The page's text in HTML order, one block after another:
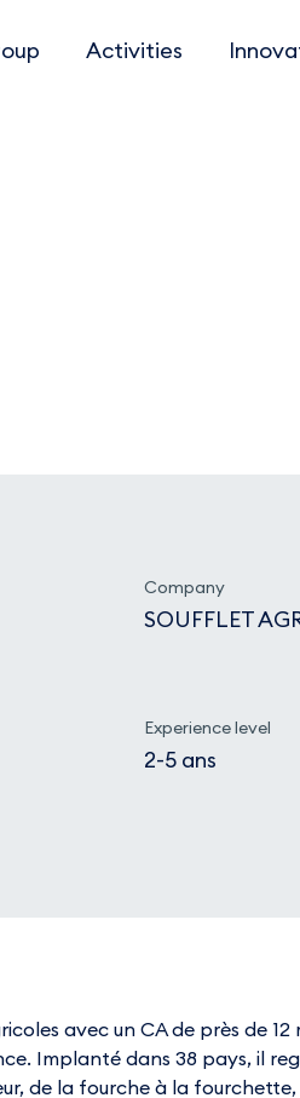
Activities
Company
SOUFFLET
Experience level
2-5 ans
avec un CA de près de
Implanté dans 38 pays, il
de la fourche à la